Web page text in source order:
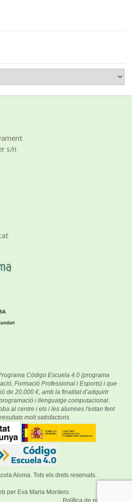
s/n
Código Escuela 4.0 (programa
Formació Professional i Esports) i que
de 20.000 €, amb la finalitat d’adquirir
i llenguatge computacional.
al centre i els i les alumnes l'estan fent
molt satisfactoris.
Aloma. Tots els drets reservats.
per Eva Maria Montero.